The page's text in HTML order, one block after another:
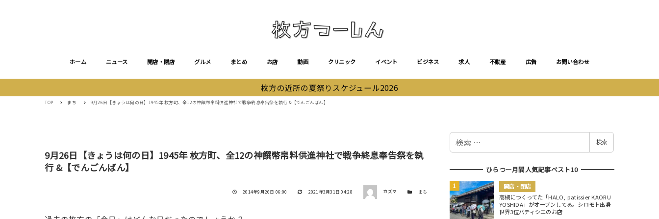
ホーム ニュース 開店・閉店 グルメ まとめ お店 動画 クリニック イベント ビジネス 求人 不動産 広告 お問い合わせ
枚方の近所の夏祭りスケジュール2026
TOP まち 9月26日【きょうは何の日】1945年 枚方町、全12の神饌幣帛料供進神社で戦争終息奉告祭を執行 &【でんごんばん】
9月26日【きょうは何の日】1945年 枚方町、全12の神饌幣帛料供進神社で戦争終息奉告祭を執
行 &【でんごんばん】
投稿日
2014年9月26日 06:00 更新日
2021年3月31日 04:28 著者 カズマ カテゴリー
まち
検
検索
ひらつー月間人気記事ベスト10
開店・閉店
高槻につくってた「HALO, patissier KAORU
YOSHIDA」がオープンしてる。シロモト出身
世界3位パティシエのお店